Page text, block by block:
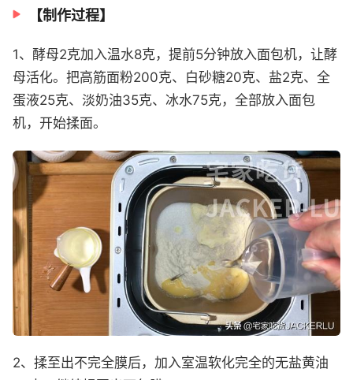
【制作过程】
1、酵母2克加入温水8克，提前5分钟放入面包机，让酵
母活化。把高筋面粉200克、白砂糖20克、盐2克、全
蛋液25克、淡奶油35克、冰水75克，全部放入面包
机，开始揉面。
2、揉至出不完全膜后，加入室温软化完全的无盐黄油